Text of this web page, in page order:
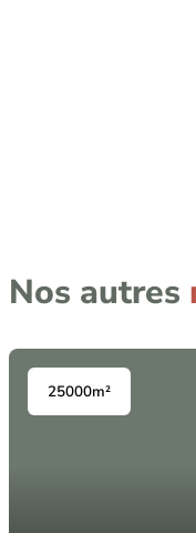
Nos autres
25000m²